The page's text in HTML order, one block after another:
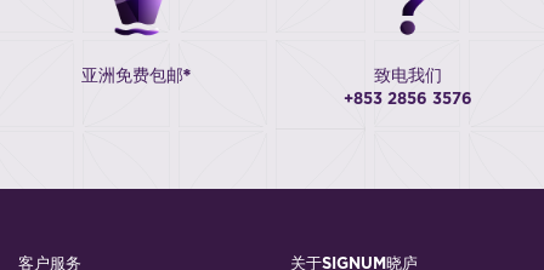
亚洲免费包邮* 致电我们
+853 2856 3576
客户服务 关于SIGNUM晓庐